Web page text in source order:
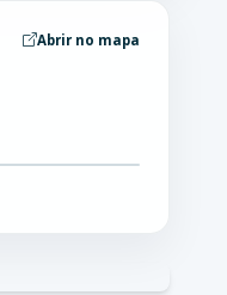
Abrir no mapa